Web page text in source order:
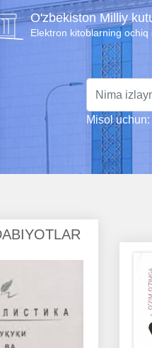
O'zbekiston Milliy
Elektron kitoblarning ochiq
Misol